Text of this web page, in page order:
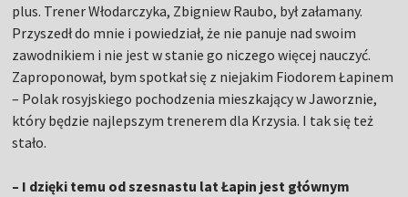
plus. Trener Włodarczyka, Zbigniew Raubo, był załamany.
Przyszedł do mnie i powiedział, że nie panuje nad swoim
zawodnikiem i nie jest w stanie go niczego więcej nauczyć.
Zaproponował, bym spotkał się z niejakim Fiodorem Łapinem
– Polak rosyjskiego pochodzenia mieszkający w Jaworznie,
który będzie najlepszym trenerem dla Krzysia. I tak się też
stało.
– I dzięki temu od szesnastu lat Łapin jest głównym